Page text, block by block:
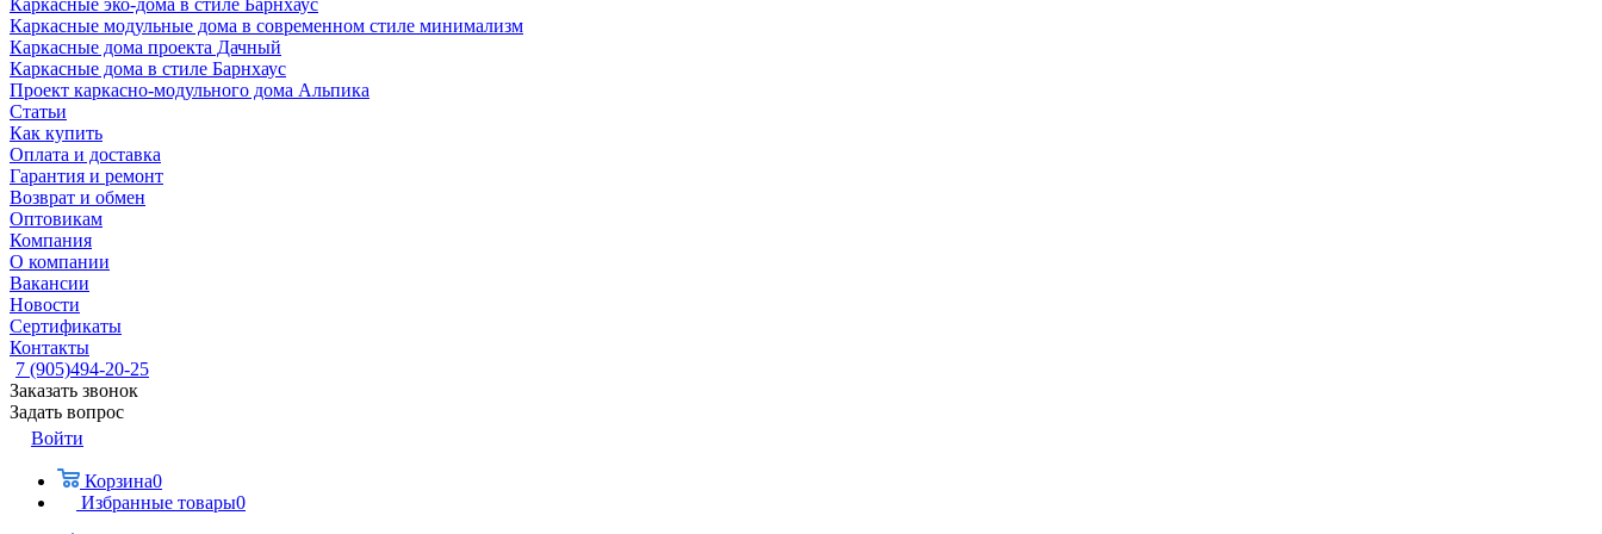
Каркасные эко-дома в стиле Барнхаус
Каркасные модульные дома в современном стиле минимализм
Каркасные дома проекта Дачный
Каркасные дома в стиле Барнхаус
Проект каркасно-модульного дома Альпика
Статьи
Как купить
Оплата и доставка
Гарантия и ремонт
Возврат и обмен
Оптовикам
Компания
О компании
Вакансии
Новости
Сертификаты
Контакты
7 (905)494-20-25
Заказать звонок
Задать вопрос
Войти
Корзина0
Избранные товары0